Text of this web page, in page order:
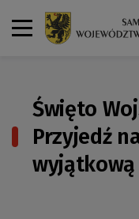
Święto
Przyjedź